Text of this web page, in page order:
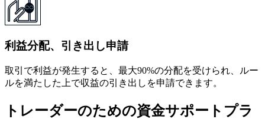
利益分配、引き出し申請
取引で利益が発生すると、最大90%の分配を受けられ、ルー
ルを満たした上で収益の引き出しを申請できます。
トレーダーのための資金サポートプラ